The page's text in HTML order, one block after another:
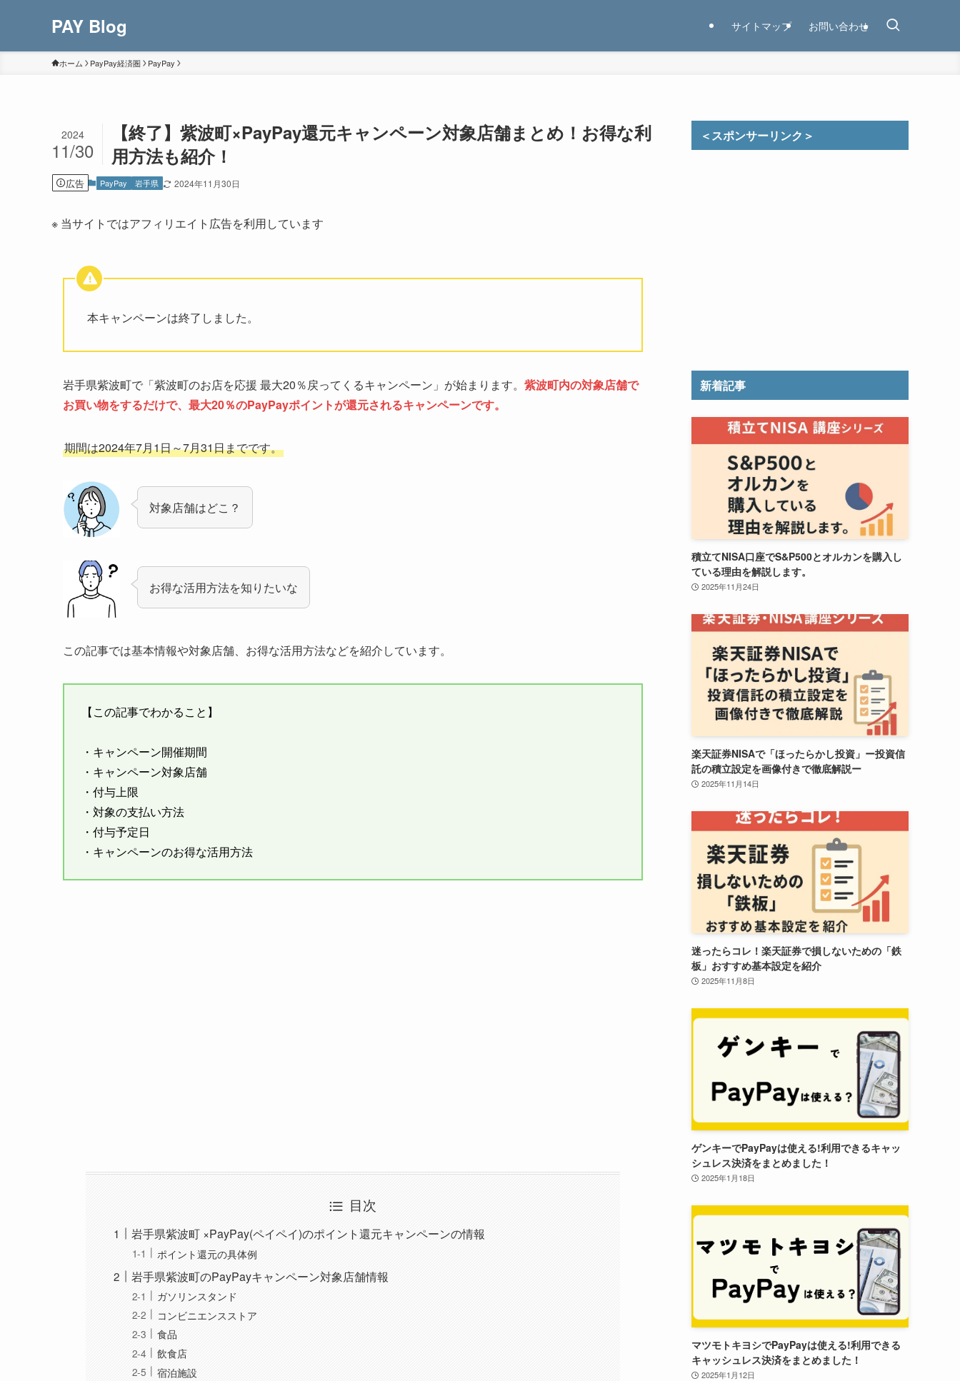
PAY Blog サイトマップ お問い合わせ
ホーム PayPay経済圏 PayPay
【終了】紫波町×PayPay還元キャンペーン対象店舗まとめ！お得な利
用方法も紹介！
2024
11/30
広告 PayPay 岩手県 2024年11月30日
※ 当サイトではアフィリエイト広告を利用しています
本キャンペーンは終了しました。
岩手県紫波町で「紫波町のお店を応援 最大20％戻ってくるキャンペーン」が始まります。 紫波町内の対象店舗で
お買い物をするだけで、最大20％のPayPayポイントが還元されるキャンペーンです。
期間は2024年7月1日～7月31日までです。
対象店舗はどこ？
お得な活用方法を知りたいな
この記事では基本情報や対象店舗、お得な活用方法などを紹介しています。
【この記事でわかること】
・キャンペーン開催期間
・キャンペーン対象店舗
・付与上限
・対象の支払い方法
・付与予定日
・キャンペーンのお得な活用方法
目次
岩手県紫波町 ×PayPay(ペイペイ)のポイント還元キャンペーンの情報
ポイント還元の具体例
岩手県紫波町のPayPayキャンペーン対象店舗情報
ガソリンスタンド
コンビニエンスストア
食品
飲食店
宿泊施設
＜スポンサーリンク＞
新着記事
積立てNISA口座でS&P500とオルカンを購入し
ている理由を解説します。
2025年11月24日
楽天証券NISAで「ほったらかし投資」ー投資信
託の積立設定を画像付きで徹底解説ー
2025年11月14日
迷ったらコレ！楽天証券で損しないための「鉄
板」おすすめ基本設定を紹介
2025年11月8日
ゲンキーでPayPayは使える!利用できるキャッ
シュレス決済をまとめました！
2025年1月18日
マツモトキヨシでPayPayは使える!利用できる
キャッシュレス決済をまとめました！
2025年1月12日